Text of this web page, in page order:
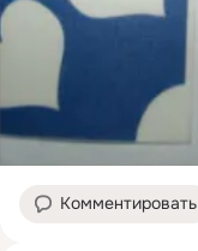
Комментировать